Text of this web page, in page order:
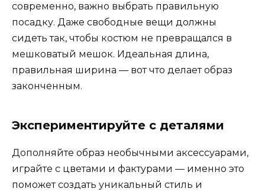
современно, важно выбрать правильную
посадку. Даже свободные вещи должны
сидеть так, чтобы костюм не превращался в
мешковатый мешок. Идеальная длина,
правильная ширина — вот что делает образ
законченным.
Экспериментируйте с деталями
Дополняйте образ необычными аксессуарами,
играйте с цветами и фактурами — именно это
поможет создать уникальный стиль и